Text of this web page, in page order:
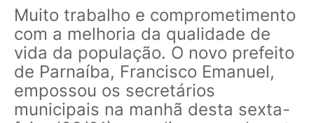
Muito trabalho e comprometimento
com a melhoria da qualidade de
vida da população. O novo prefeito
de Parnaíba, Francisco Emanuel,
empossou os secretários
municipais na manhã desta sexta-